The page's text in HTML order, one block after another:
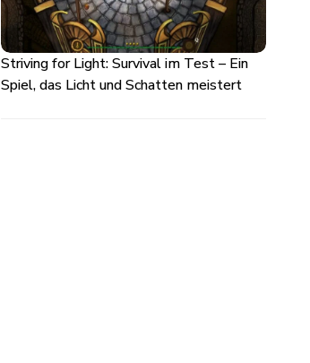
Striving for Light: Survival im Test – Ein
Spiel, das Licht und Schatten meistert